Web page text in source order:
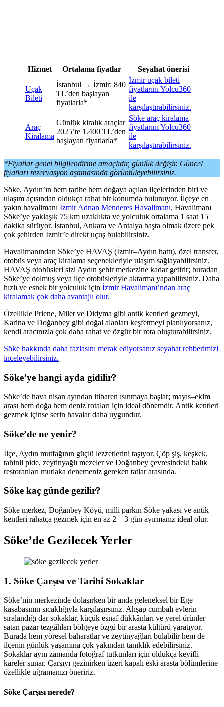
Hizmet Ortalama fiyatlar Seyahat önerisi
Uçak
Bileti
İstanbul → İzmir: 840
TL’den başlayan
fiyatlarla*
İzmir uçak bileti
fiyatlarını Yolcu360
ile
karşılaştırabilirsiniz.
Araç
Kiralama
Günlük kiralık araçlar
2025’te 1.400 TL’den
başlayan fiyatlarla*
Söke araç kiralama
fiyatlarını Yolcu360
ile
karşılaştırabilirsiniz.
*Fiyatlar genel bilgilendirme amaçlıdır, günlük değişir. Güncel
fiyatları rezervasyon aşamasında görüntüleyebilirsiniz.
Söke, Aydın’ın hem tarihe hem doğaya açılan ilçelerinden biri ve
ulaşım açısından oldukça rahat bir konumda bulunuyor. İlçeye en
yakın havalimanı İzmir Adnan Menderes Havalimanı. Havalimanı
Söke’ye yaklaşık 75 km uzaklıkta ve yolculuk ortalama 1 saat 15
dakika sürüyor. İstanbul, Ankara ve Antalya başta olmak üzere pek
çok şehirden İzmir’e direkt uçuş bulabilirsiniz.
Havalimanından Söke’ye HAVAŞ (İzmir–Aydın hattı), özel transfer,
otobüs veya araç kiralama seçenekleriyle ulaşım sağlayabilirsiniz.
HAVAŞ otobüsleri sizi Aydın şehir merkezine kadar getirir; buradan
Söke’ye dolmuş veya ilçe otobüsleriyle aktarma yapabilirsiniz. Daha
hızlı ve esnek bir yolculuk için İzmir Havalimanı’ndan araç
kiralamak çok daha avantajlı olur.
Özellikle Priene, Milet ve Didyma gibi antik kentleri gezmeyi,
Karina ve Doğanbey gibi doğal alanları keşfetmeyi planlıyorsanız,
kendi aracınızla çok daha rahat ve özgür bir rota oluşturabilirsiniz.
Söke hakkında daha fazlasını merak ediyorsanız seyahat rehberimizi
inceleyebilirsiniz.
Söke’ye hangi ayda gidilir?
Söke’de hava nisan ayından itibaren ısınmaya başlar; mayıs–ekim
arası hem doğa hem deniz rotaları için ideal dönemdir. Antik kentleri
gezmek içinse serin havalar daha uygundur.
Söke’de ne yenir?
İlçe, Aydın mutfağının güçlü lezzetlerini taşıyor. Çöp şiş, keşkek,
tahinli pide, zeytinyağlı mezeler ve Doğanbey çevresindeki balık
restoranları mutlaka denemeniz gereken tatlar arasında.
Söke kaç günde gezilir?
Söke merkez, Doğanbey Köyü, milli parkın Söke yakası ve antik
kentleri rahatça gezmek için en az 2 – 3 gün ayırmanız ideal olur.
Söke’de Gezilecek Yerler
1. Söke Çarşısı ve Tarihi Sokaklar
Söke’nin merkezinde dolaşırken bir anda geleneksel bir Ege
kasabasının sıcaklığıyla karşılaşırsınız. Ahşap cumbalı evlerin
sıralandığı dar sokaklar, küçük esnaf dükkânları ve yerel ürünler
satan pazar tezgâhları bölgeye özgü bir arasta kültürü yaratıyor.
Burada hem yöresel baharatlar ve zeytinyağları bulabilir hem de
ilçenin günlük yaşamına çok yakından tanıklık edebilirsiniz.
Sokaklar aynı zamanda fotoğraf tutkunları için oldukça keyifli
kareler sunar. Çarşıyı gezinirken üzeri kapalı eski arasta bölümlerine
özellikle uğramanızı öneririz.
Söke Çarşısı nerede?